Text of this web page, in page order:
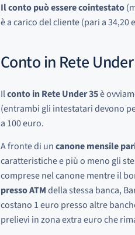
Il conto può essere cointestato
è a carico del cliente (pari a 34,20
Conto in Rete
Ilconto in Rete Under 35è
(entrambi gli intestatari devono
a 100 euro.
A fronte di uncanone mensile
caratteristiche e più o meno gli
comprese nel canone mentre il
presso ATMdella stessa banca,
costano 1 euro presso altre
prelievi in zona extra euro che